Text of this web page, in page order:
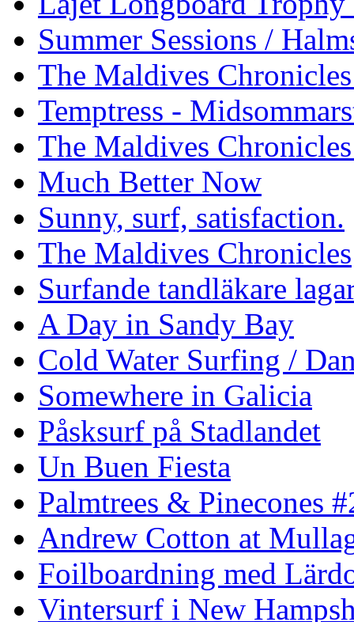
Summer Sessions /
The Maldives
Temptress -
The Maldives
Much Better Now
Sunny, surf, satisfaction.
The Maldives Chronicles
Surfande tandläkare
A Day in Sandy Bay
Cold Water Surfing /
Somewhere in Galicia
Påsksurf på Stadlandet
Un Buen Fiesta
Palmtrees & Pinecones
Andrew Cotton at
Foilboardning med
Vintersurf i New